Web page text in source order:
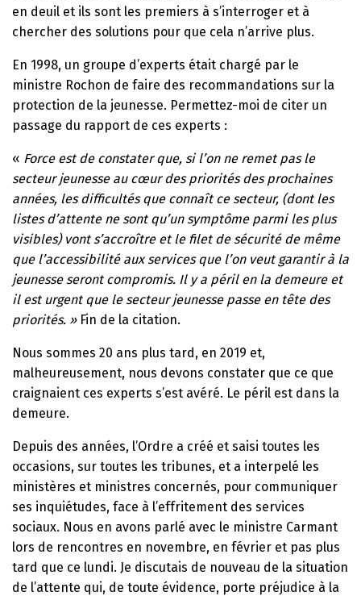
en deuil et ils sont les premiers à s’interroger et à
chercher des solutions pour que cela n’arrive plus.
En 1998, un groupe d’experts était chargé par le
ministre Rochon de faire des recommandations sur la
protection de la jeunesse. Permettez-moi de citer un
passage du rapport de ces experts :
« Force est de constater que, si l’on ne remet pas le
secteur jeunesse au cœur des priorités des prochaines
années, les difficultés que connaît ce secteur, (dont les
listes d’attente ne sont qu’un symptôme parmi les plus
visibles) vont s’accroître et le filet de sécurité de même
que l’accessibilité aux services que l’on veut garantir à la
jeunesse seront compromis. Il y a péril en la demeure et
il est urgent que le secteur jeunesse passe en tête des
priorités. »Fin de la citation.
Nous sommes 20 ans plus tard, en 2019 et,
malheureusement, nous devons constater que ce que
craignaient ces experts s’est avéré. Le péril est dans la
demeure.
Depuis des années, l’Ordre a créé et saisi toutes les
occasions, sur toutes les tribunes, et a interpelé les
ministères et ministres concernés, pour communiquer
ses inquiétudes, face à l’effritement des services
sociaux. Nous en avons parlé avec le ministre Carmant
lors de rencontres en novembre, en février et pas plus
tard que ce lundi. Je discutais de nouveau de la situation
de l’attente qui, de toute évidence, porte préjudice à la